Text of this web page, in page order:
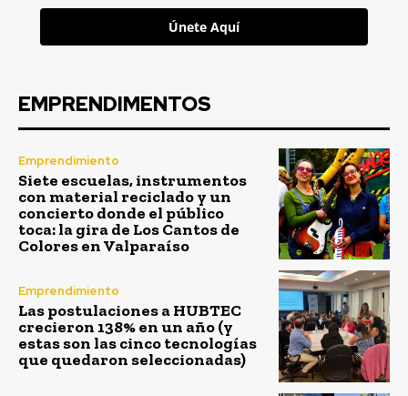
Únete Aquí
EMPRENDIMENTOS
Emprendimiento
Siete escuelas, instrumentos
con material reciclado y un
concierto donde el público
toca: la gira de Los Cantos de
Colores en Valparaíso
Emprendimiento
Las postulaciones a HUBTEC
crecieron 138% en un año (y
estas son las cinco tecnologías
que quedaron seleccionadas)